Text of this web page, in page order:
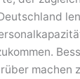
machen